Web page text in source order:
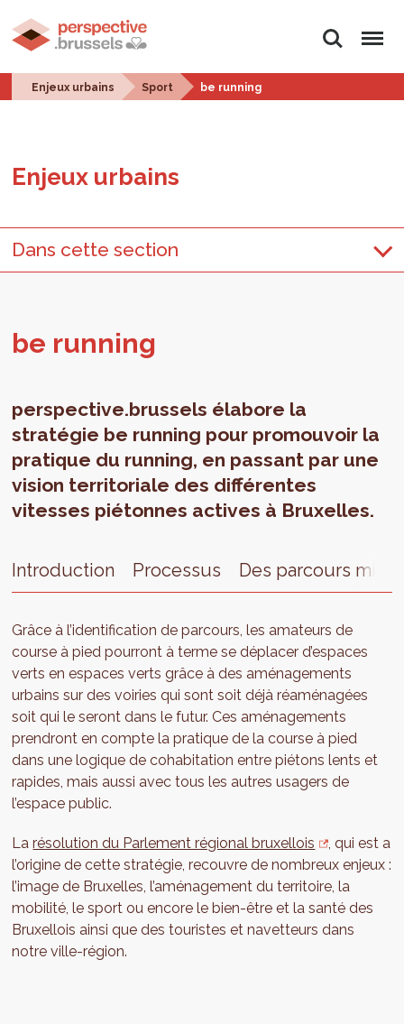
Rechercher
Menu
Enjeux urbains Sport be running
Enjeux urbains
Dans cette section
be run­ning
perspective.brussels élabore la
stratégie be running pour promouvoir la
pratique du running, en passant par une
vision territoriale des différentes
vitesses piétonnes actives à Bruxelles.
Introduction Processus
Grâce à l’identification de parcours, les amateurs de
course à pied pourront à terme se déplacer d’espaces
verts en espaces verts grâce à des aménagements
urbains sur des voiries qui sont soit déjà réaménagées
soit qui le seront dans le futur. Ces aménagements
prendront en compte la pratique de la course à pied
dans une logique de cohabitation entre piétons lents et
rapides, mais aussi avec tous les autres usagers de
l’espace public.
Larésolution du Parlement régional bruxellois
, qui est a
l’origine de cette stratégie, recouvre de nombreux enjeux :
l’image de Bruxelles, l’aménagement du territoire, la
mobilité, le sport ou encore le bien-être et la santé des
Bruxellois ainsi que des touristes et navetteurs dans
notre ville-région.